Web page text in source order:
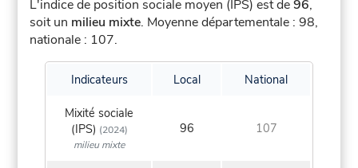
L'indice de position sociale moyen (IPS) est de96,
soit un milieu mixte. Moyenne départementale : 98,
nationale : 107.
Indicateurs Local National
Mixité sociale
(IPS) (2024)
milieu mixte
96 107